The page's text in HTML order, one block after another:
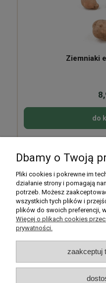
Ziemniaki
do
Dbamy o Twoją
Pliki cookies i pokrewne im
działanie strony i pomagają
potrzeb. Możesz
wszystkich tych plików i
plików do swoich preferencji,
Więcej o plikach cookies
prywatności.
zaakceptuj